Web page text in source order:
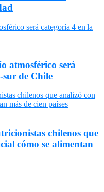
atmosférico será
sur de Chile
chilenos que
cómo se alimentan